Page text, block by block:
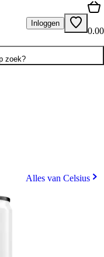
Inloggen
0.00
zoek?
Alles van Celsius